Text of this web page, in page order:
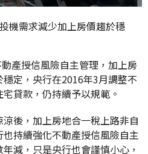
機需求減少加上房價趨於穩
產授信風險自主管理，加上房
定，央行在2016年3月調整不
貸款，仍持續予以規範。
後，加上房地合一稅上路非自
持續強化不動產授信風險自主
減，只是央行也會謹慎小心，